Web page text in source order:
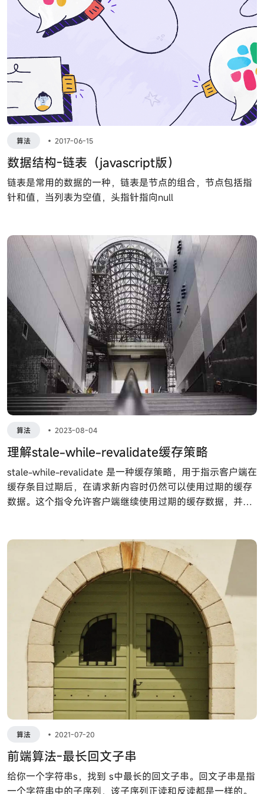
算法 • 2017-06-15
数据结构-链表（javascript版）
链表是常用的数据的一种，链表是节点的组合，节点包括指
针和值，当列表为空值，头指针指向null
算法 • 2023-08-04
理解stale-while-revalidate缓存策略
stale-while-revalidate 是一种缓存策略，用于指示客户端在
缓存条目过期后，在请求新内容时仍然可以使用过期的缓存
数据。这个指令允许客户端继续使用过期的缓存数据，并在
异步获取最新内容。
算法 • 2021-07-20
前端算法-最长回文子串
给你一个字符串s，找到 s中最长的回文子串。回文子串是指
一个字符串中的子序列，该子序列正读和反读都是一样的。